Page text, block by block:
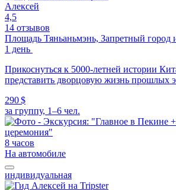
Алексей
4,5
14 отзывов
Площадь Тяньаньмэнь, Запретный город
1 день
Прикоснуться к 5000-летней истории
представить дворцовую жизнь прошлых
290 $
за группу, 1–6 чел.
8 часов
На автомобиле
индивидуальная